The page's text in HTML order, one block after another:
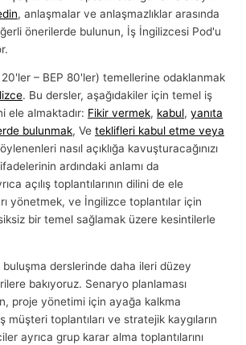
, anlaşmalar ve anlaşmazlıklar arasında
önerilerde bulunun, İş İngilizcesi Pod'u
– BEP 80'ler) temellerine odaklanmak
. Bu dersler, aşağıdakiler için temel iş
ele almaktadır: Fikir vermek, kabul,yanıta
bulunmak, Veteklifleri kabul etme veya
nasıl açıklığa kavuşturacağınızı
ardındaki anlamı da
açılış toplantılarının dilini de ele
yönetmek, ve İngilizce toplantılar için
bir temel sağlamak üzere kesintilerle
derslerinde daha ileri düzey
bakıyoruz. Senaryo planlaması
proje yönetimi için ayağa kalkma
müşteri toplantıları ve stratejik kaygıların
ayrıca grup karar alma toplantılarını